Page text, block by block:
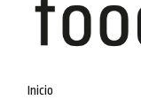
Inicio